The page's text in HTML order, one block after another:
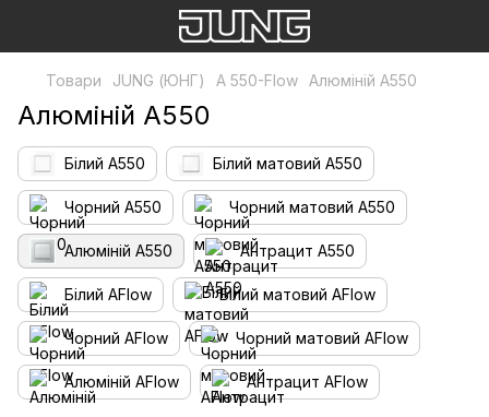
Товари JUNG (ЮНГ) A 550-Flow Алюміній А550
Алюміній А550
Білий А550 Білий матовий А550
Чорний А550 Чорний матовий А550
Алюміній А550 Антрацит А550
Білий AFlow Білий матовий AFlow
Чорний AFlow Чорний матовий AFlow
Алюміній AFlow Антрацит AFlow